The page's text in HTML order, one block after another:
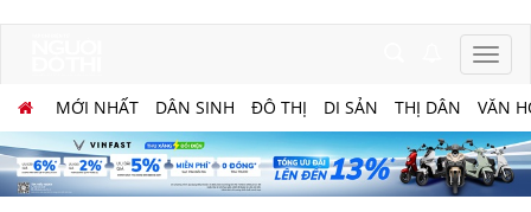
MỚI NHẤT DÂN SINH ĐÔ THỊ DI SẢN THỊ DÂN VĂN